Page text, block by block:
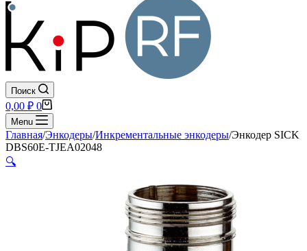
Поиск
Корзина
0,00 ₽ 0
Menu
Главная/Энкодеры/Инкрементальные энкодеры/Энкодер SICK
DBS60E-TJEA02048
🔍